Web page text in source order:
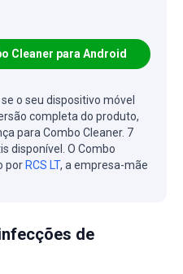
Cleaner para Android
o seu dispositivo móvel
completa do produto,
para Combo Cleaner. 7
disponível. O Combo
por RCS LT, a empresa-mãe
de